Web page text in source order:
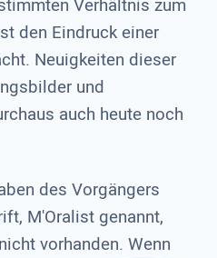
Verhältnis zum
den Eindruck einer
Neuigkeiten dieser
und
auch heute noch
des Vorgängers
M'Oralist genannt,
vorhanden. Wenn